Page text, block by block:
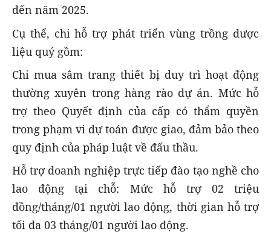
đến năm 2025.
Cụ thể, chi hỗ trợ phát triển vùng trồng dược
liệu quý gồm:
Chi mua sắm trang thiết bị duy trì hoạt động
thường xuyên trong hàng rào dự án. Mức hỗ
trợ theo Quyết định của cấp có thẩm quyền
trong phạm vi dự toán được giao, đảm bảo theo
quy định của pháp luật về đấu thầu.
Hỗ trợ doanh nghiệp trực tiếp đào tạo nghề cho
lao động tại chỗ: Mức hỗ trợ 02 triệu
đồng/tháng/01 người lao động, thời gian hỗ trợ
tối đa 03 tháng/01 người lao động.